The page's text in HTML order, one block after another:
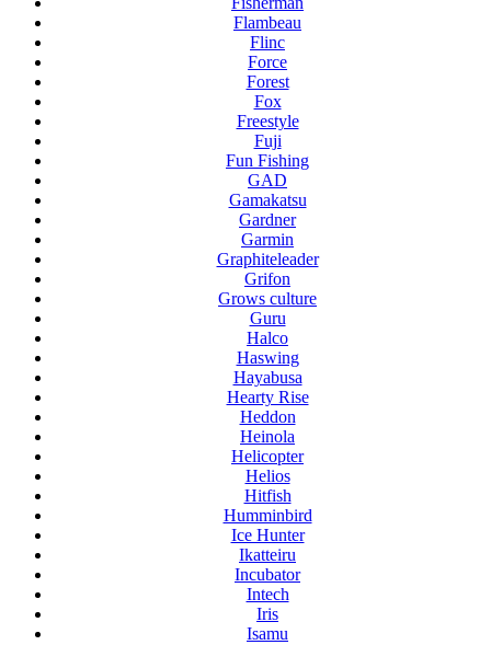
Flambeau
Flinc
Force
Forest
Fox
Freestyle
Fuji
Fun Fishing
GAD
Gamakatsu
Gardner
Garmin
Graphiteleader
Grifon
Grows culture
Guru
Halco
Haswing
Hayabusa
Hearty Rise
Heddon
Heinola
Helicopter
Helios
Hitfish
Humminbird
Ice Hunter
Ikatteiru
Incubator
Intech
Iris
Isamu